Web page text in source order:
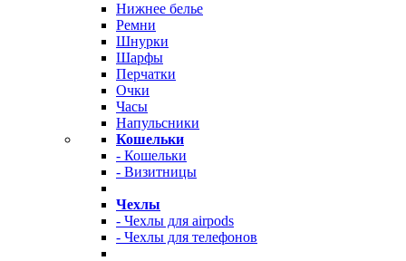
Нижнее белье
Ремни
Шнурки
Шарфы
Перчатки
Очки
Часы
Напульсники
Кошельки
- Кошельки
- Визитницы
Чехлы
- Чехлы для airpods
- Чехлы для телефонов